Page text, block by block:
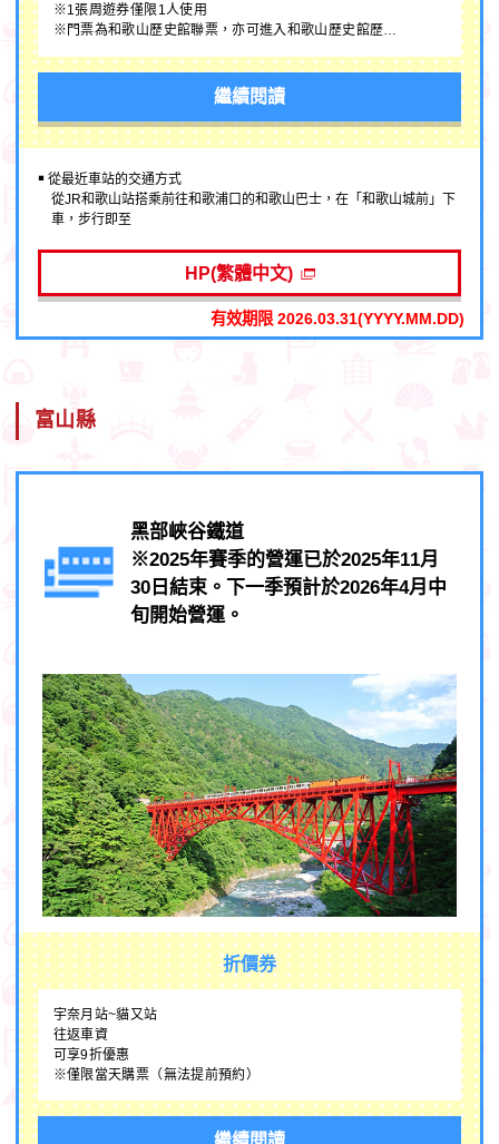
※1張周遊券僅限1人使用
※門票為和歌山歷史館聯票，亦可進入和歌山歷史館歷…
繼續閱讀
￭ 從最近車站的交通方式
從JR和歌山站搭乘前往和歌浦口的和歌山巴士，在「和歌山城前」下
車，步行即至
HP(繁體中文)
有效期限 2026.03.31(YYYY.MM.DD)
富山縣
黑部峽谷鐵道
※2025年賽季的營運已於2025年11月
30日結束。下一季預計於2026年4月中
旬開始營運。
折價券
宇奈月站~貓又站
往返車資
可享9折優惠
※僅限當天購票（無法提前預約）
繼續閱讀